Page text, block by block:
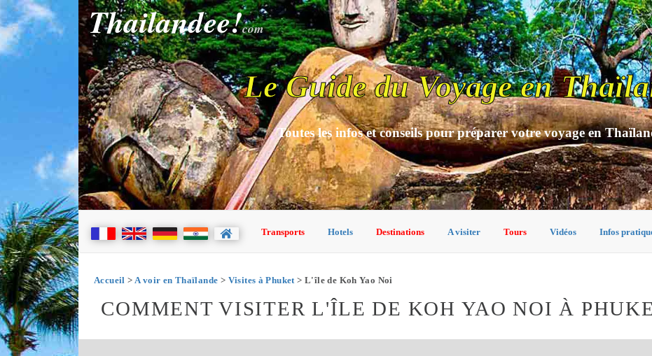
Thailandee!com
Le Guide du Voyage en
Toutes les infos et conseils pour préparer votre voyage en
Transports Hotels Destinations A visiter Tours Vidéos Infos
Accueil > A voir en Thaïlande > Visites à Phuket> L'île de Koh Yao Noi
COMMENT VISITER L'ÎLE DE KOH YAO NOI À